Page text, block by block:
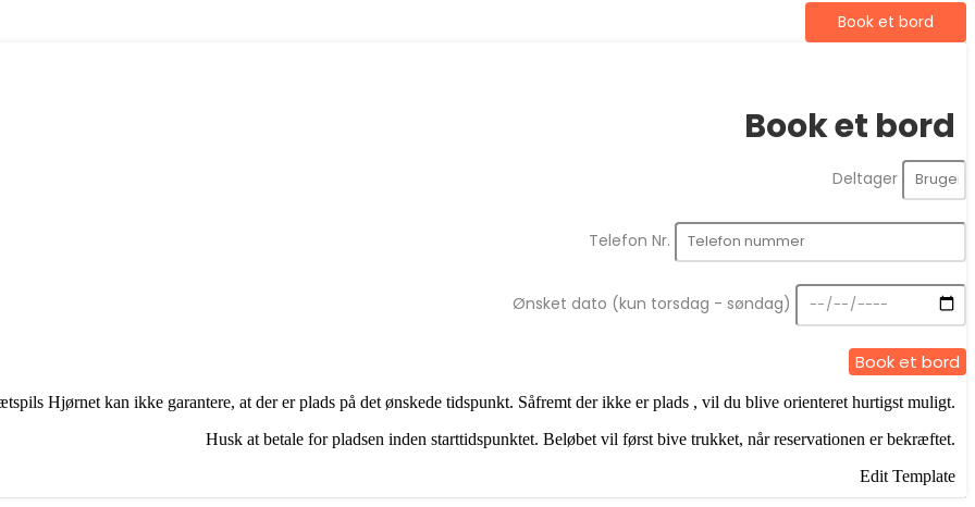
Book et bord
Book et bord
Deltager
Telefon Nr.
Ønsket dato (kun torsdag - søndag)
Book et bord
Hjørnet kan ikke garantere, at der er plads på det ønskede tidspunkt. Såfremt der ikke er plads , vil du blive orienteret hurtigst muligt.
Husk at betale for pladsen inden starttidspunktet. Beløbet vil først bive trukket, når reservationen er bekræftet.
Edit Template